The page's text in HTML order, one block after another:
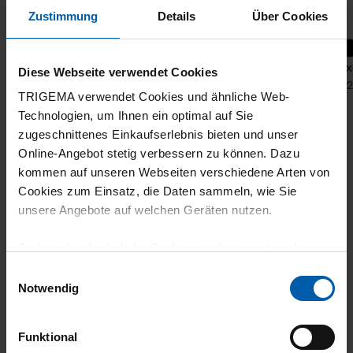
Zustimmung Details Über Cookies
Diese Webseite verwendet Cookies
TRIGEMA verwendet Cookies und ähnliche Web-
Technologien, um Ihnen ein optimal auf Sie
zugeschnittenes Einkaufserlebnis bieten und unser
Online-Angebot stetig verbessern zu können. Dazu
kommen auf unseren Webseiten verschiedene Arten von
Cookies zum Einsatz, die Daten sammeln, wie Sie
unsere Angebote auf welchen Geräten nutzen.
grundlegende Funktionen wie etwa zur Auswahl und
gewährleisten.
Notwendig
Funktional
Relaxed T-shirt
from
shipping